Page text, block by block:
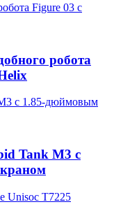
Figure 03 с
робота
с 1.85-дюймовым
Tank M3 с
Unisoc T7225